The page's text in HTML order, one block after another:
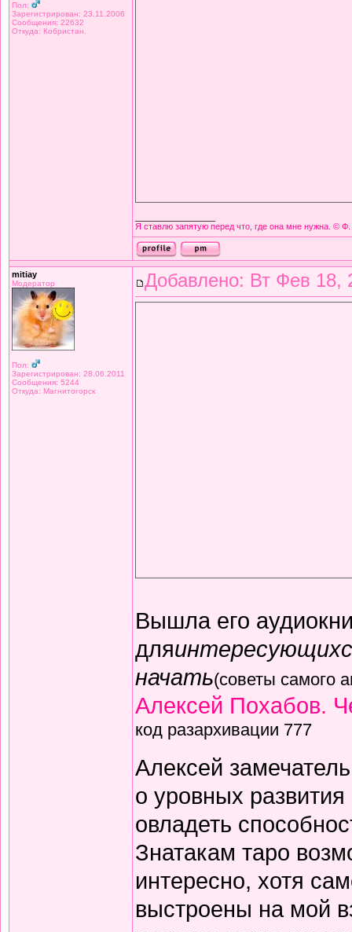
Пол:
Зарегистрирован: 23.11.2006
Сообщения: 22632
Откуда: Кобристан.
Я ставлю запятую перед что, где она мне нужна. ©
mitiay
Модератор
Пол:
Зарегистрирован: 28.06.2011
Сообщения: 5244
Откуда: Магнитогорск
Добавлено: Вт Фев 18,
Вышла его
для
начать(советы самого
Алексей Похабов.
код разархивации 777
Алексей
о уровных
овладеть
Знатакам таро
интересно, хотя
выстроены на мой